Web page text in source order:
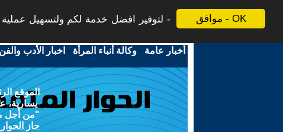
موافق - OK
لتوفير افضل خدمة لكم ولتسهيل
أخبار عامة -وكالة أنباء المرأة - اخبار الأدب والفن
الموقع
يسارية،
"من أجل
حاز